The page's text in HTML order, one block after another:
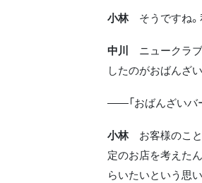
小林そうですね。
中川 ニュークラ
したのがおばんざ
――「おばんざいバ
小林お客様のこと
定のお店を考えた
らいたいという思